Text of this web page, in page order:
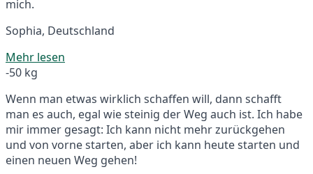
mich.
Sophia, Deutschland
Mehr lesen
-50 kg
Wenn man etwas wirklich schaffen will, dann schafft
man es auch, egal wie steinig der Weg auch ist. Ich habe
mir immer gesagt: Ich kann nicht mehr zurückgehen
und von vorne starten, aber ich kann heute starten und
einen neuen Weg gehen!